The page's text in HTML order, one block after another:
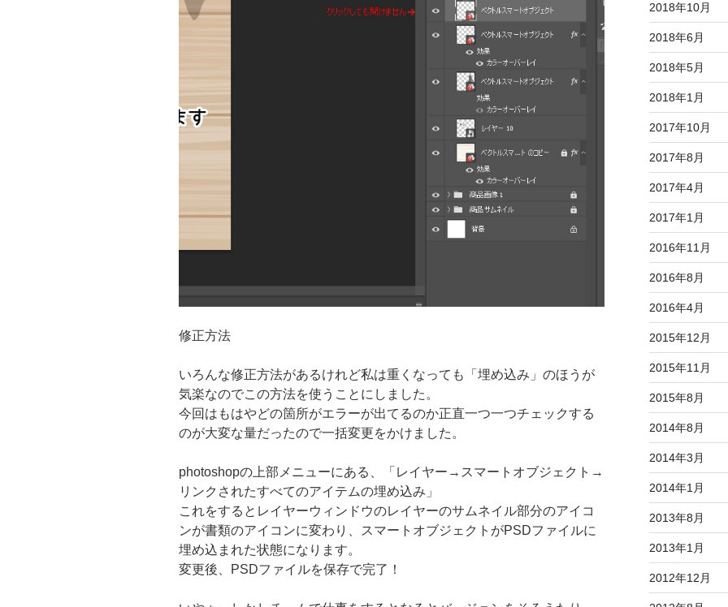
修正方法
いろんな修正方法があるけれど私は重くなっても「埋め込み」のほうが
気楽なのでこの方法を使うことにしました。
今回はもはやどの箇所がエラーが出てるのか正直一つ一つチェックする
のが大変な量だったので一括変更をかけました。
photoshopの上部メニューにある、「レイヤー→スマートオブジェクト→
リンクされたすべてのアイテムの埋め込み」
これをするとレイヤーウィンドウのレイヤーのサムネイル部分のアイコ
ンが書類のアイコンに変わり、スマートオブジェクトがPSDファイルに
埋め込まれた状態になります。
変更後、PSDファイルを保存で完了！
2018年10月
2018年6月
2018年5月
2018年1月
2017年10月
2017年8月
2017年4月
2017年1月
2016年11月
2016年8月
2016年4月
2015年12月
2015年11月
2015年8月
2014年8月
2014年3月
2014年1月
2013年8月
2013年1月
2012年12月